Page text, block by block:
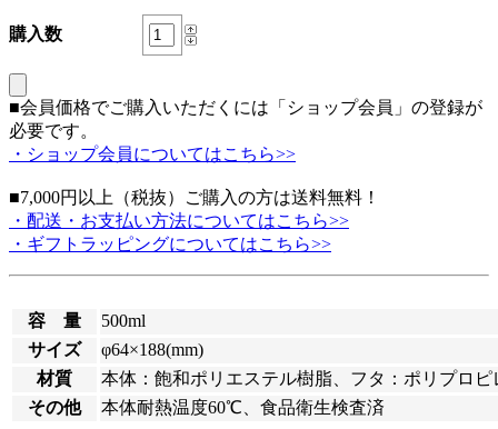
購入数
■会員価格でご購入いただくには「ショップ会員」の登録が
必要です。
・ショップ会員についてはこちら>>
■7,000円以上（税抜）ご購入の方は送料無料！
・配送・お支払い方法についてはこちら>>
・ギフトラッピングについてはこちら>>
容 量
500ml
サイズ
φ64×188(mm)
材質
本体：飽和ポリエステル樹脂、フタ：ポリプロピ
その他
本体耐熱温度60℃、食品衛生検査済